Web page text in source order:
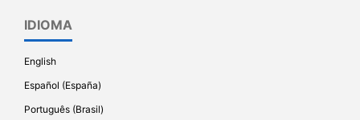
IDIOMA
English
Español (España)
Português (Brasil)